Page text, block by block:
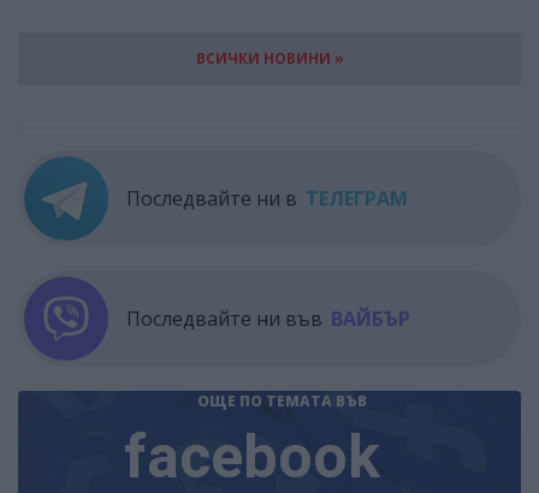
ВСИЧКИ НОВИНИ »
Последвайте ни в ТЕЛЕГРАМ
Последвайте ни във ВАЙБЪР
ОЩЕ ПО ТЕМАТА ВЪВ
facebook